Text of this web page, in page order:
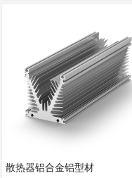
散热器铝合金铝型材